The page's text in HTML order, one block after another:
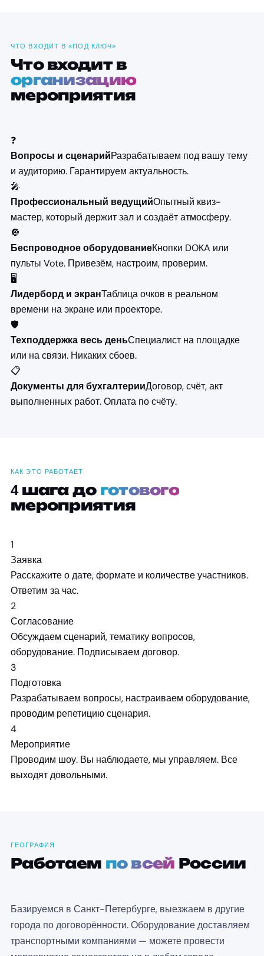
ЧТО ВХОДИТ В «ПОД КЛЮЧ»
Что входит в
организацию
мероприятия
❓
Вопросы и сценарийРазрабатываем под вашу тему
и аудиторию. Гарантируем актуальность.
🎤
Профессиональный ведущийОпытный квиз-
мастер, который держит зал и создаёт атмосферу.
🔘
Беспроводное оборудованиеКнопки DOKA или
пульты Vote. Привезём, настроим, проверим.
🖥️
Лидерборд и экранТаблица очков в реальном
времени на экране или проекторе.
🛡️
Техподдержка весь деньСпециалист на площадке
или на связи. Никаких сбоев.
📋
Документы для бухгалтерииДоговор, счёт, акт
выполненных работ. Оплата по счёту.
КАК ЭТО РАБОТАЕТ
4 шага до готового
мероприятия
1
Заявка
Расскажите о дате, формате и количестве участников.
Ответим за час.
2
Согласование
Обсуждаем сценарий, тематику вопросов,
оборудование. Подписываем договор.
3
Подготовка
Разрабатываем вопросы, настраиваем оборудование,
проводим репетицию сценария.
4
Мероприятие
Проводим шоу. Вы наблюдаете, мы управляем. Все
выходят довольными.
ГЕОГРАФИЯ
Работаем по всей России
Базируемся в Санкт-Петербурге, выезжаем в другие
города по договорённости. Оборудование доставляем
транспортными компаниями — можете провести